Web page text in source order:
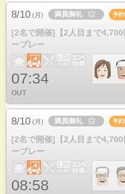
8/10 (月) 満員御礼
[2名で開催]【2人目まで
ープレー
07:34
OUT
8/10 (月) 満員御礼
[2名で開催]【2人目まで
ープレー
08:58